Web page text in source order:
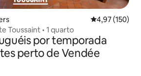
4,97 de uma
4,97 (150)
Toussaint • 1 quarto
por temporada
perto de Vendée